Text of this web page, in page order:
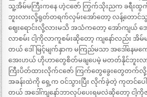
သူ့အိမ်မကြီးကနေ ဟဲ့ငဇော် ကြွက်သိုးညက ခရီး
ဘူးလားလို့ရုတ်တရက်လှမ်းအော်တော့ လန့်တောင်သွာ
ဈေးရောင်းလို့လားမသိ အသံကတော့ အော်ကျယ်
လာစမ်း ငါ့ကိုလာကူစမ်းဆိုတော့ ကျနော်လည်း အိမ်
တယ် ဒေါ်မြင့်မျက်နှာက မကြည်မသာ အဒေါ်နေမ
အေးဟယ် ဟိုဟာတွေစိတ်မချပေမဲ့ မတတ်နိုင်ဘူးလာပ
ကြီးပိတ်ထားလိုက်ငဇော် ကြက်တွေခွေးတွေတက်လို့
အခန်းထဲကို ရှေ့က ဝင်သွားပြီး လိုက်ခဲ့တဲ့ ကုတင်ပေ
တယ် အဒေါ်ကျနော်ဘာလုပ်ပေးရမလဲဆိုတော့ ငါ့ကို